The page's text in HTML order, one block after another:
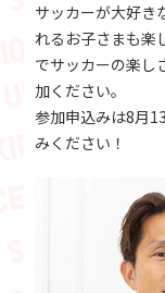
サッカーが大好き
れるお子さまも楽
でサッカーの楽し
加ください。
参加申込みは8月
みください！